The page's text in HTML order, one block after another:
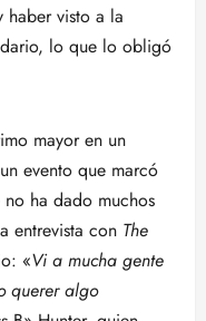
haber visto a la
lo que lo obligó
mayor en un
evento que marcó
ha dado muchos
entrevista con The
«Vi a mucha gente
querer algo